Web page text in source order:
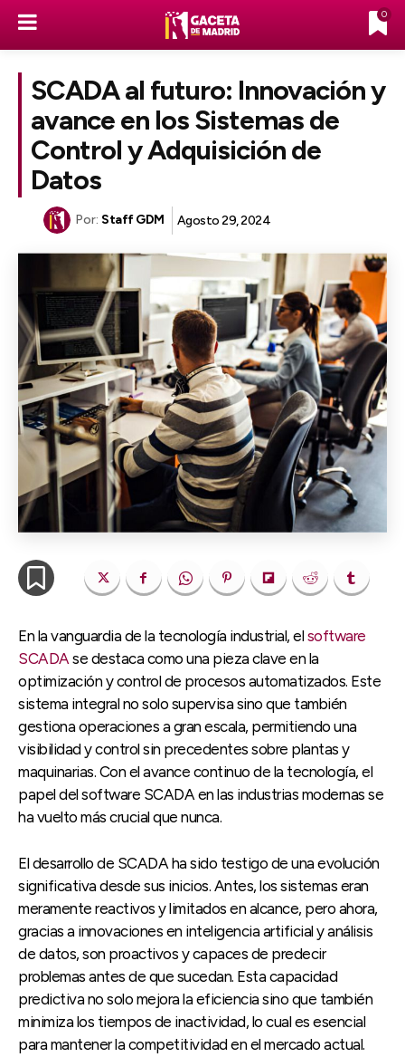
0
SCADA al futuro: Innovación y
avance en los Sistemas de
Control y Adquisición de
Datos
Por: Staff GDM Agosto 29, 2024
En la vanguardia de la tecnología industrial, elsoftware
SCADAse destaca como una pieza clave en la
optimización y control de procesos automatizados. Este
sistema integral no solo supervisa sino que también
gestiona operaciones a gran escala, permitiendo una
visibilidad y control sin precedentes sobre plantas y
maquinarias. Con el avance continuo de la tecnología, el
papel del software SCADA en las industrias modernas se
ha vuelto más crucial que nunca.
El desarrollo de SCADA ha sido testigo de una evolución
significativa desde sus inicios. Antes, los sistemas eran
meramente reactivos y limitados en alcance, pero ahora,
gracias a innovaciones en inteligencia artificial y análisis
de datos, son proactivos y capaces de predecir
problemas antes de que sucedan. Esta capacidad
predictiva no solo mejora la eficiencia sino que también
minimiza los tiempos de inactividad, lo cual es esencial
para mantener la competitividad en el mercado actual.